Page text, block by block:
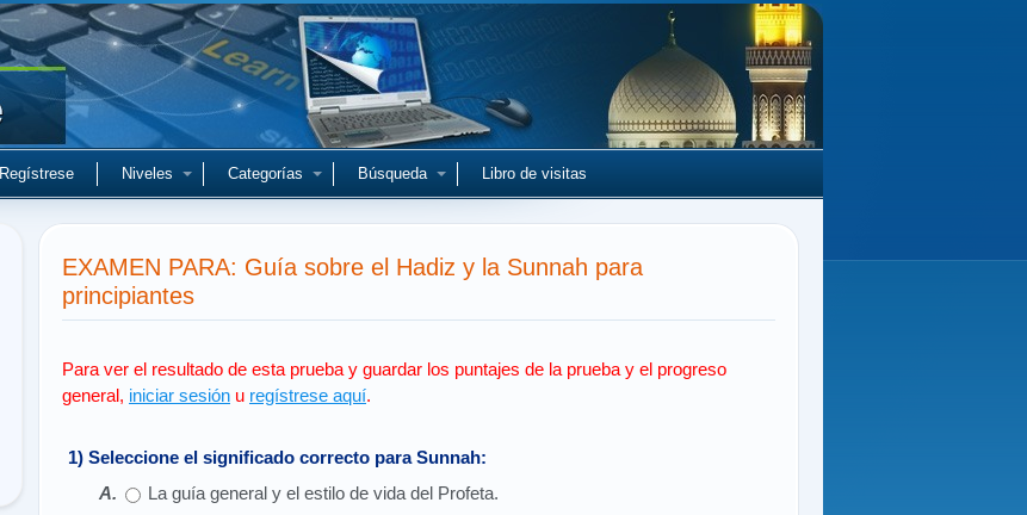
Regístrese Niveles Categorías Búsqueda Libro de visitas
EXAMEN PARA: Guía sobre el Hadiz y la Sunnah para
principiantes
Para ver el resultado de esta prueba y guardar los puntajes de la prueba y el progreso
general, iniciar sesión u regístrese aquí.
1) Seleccione el significado correcto para Sunnah:
La guía general y el estilo de vida del Profeta.